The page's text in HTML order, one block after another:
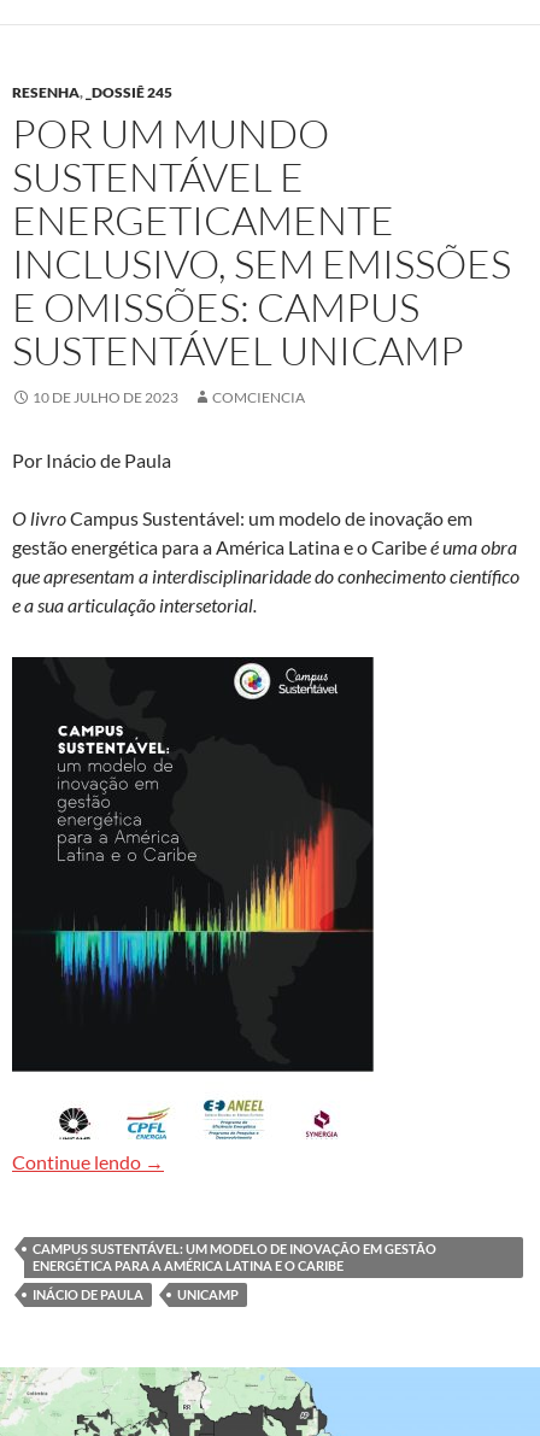
RESENHA, _DOSSIÊ 245
POR UM MUNDO
SUSTENTÁVEL E
ENERGETICAMENTE
INCLUSIVO, SEM EMISSÕES
E OMISSÕES: CAMPUS
SUSTENTÁVEL UNICAMP
10 DE JULHO DE 2023 COMCIENCIA
Por Inácio de Paula
O livroCampus Sustentável: um modelo de inovação em
gestão energética para a América Latina e o Caribeé uma obra
que apresentam a interdisciplinaridade do conhecimento científico
e a sua articulação intersetorial.
Continue lendo Por um mundo sustentável e energeticamente
→
CAMPUS SUSTENTÁVEL: UM MODELO DE INOVAÇÃO EM GESTÃO
ENERGÉTICA PARA A AMÉRICA LATINA E O CARIBE
INÁCIO DE PAULA
UNICAMP